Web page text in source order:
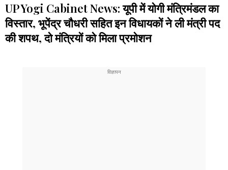
UP Yogi Cabinet News: यूपी में योगी मंत्रिमंडल का
विस्तार, भूपेंद्र चौधरी सहित इन विधायकों ने ली मंत्री पद
की शपथ, दो मंत्रियों को मिला प्रमोशन